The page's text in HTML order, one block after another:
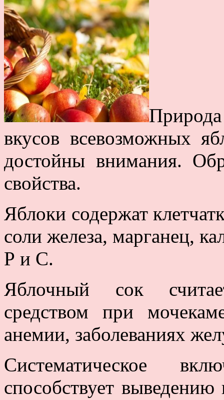
вкусов всевозможных
достойны внимания.
свойства.
Яблоки содержат
соли железа, марганец,
Р и С.
Яблочный сок
средством при
анемии, заболеваниях
Систематическое
способствует